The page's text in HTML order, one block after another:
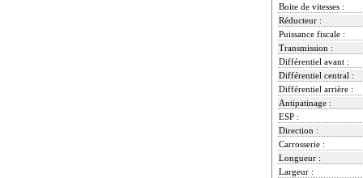
Boite de vitesses :
Réducteur :
Puissance fiscale :
Transmission :
Différentiel avant :
Différentiel central :
Différentiel arrière :
Antipatinage :
ESP :
Direction :
Carrosserie :
Longueur :
Largeur :